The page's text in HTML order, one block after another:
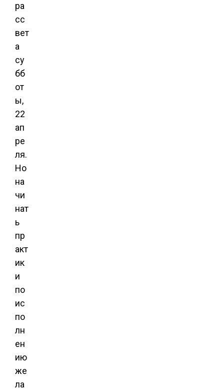
ра
сс
вет
а
су
бб
от
ы,
22
ап
ре
ля.
Но
на
чи
нат
ь
пр
акт
ик
и
по
ис
по
лн
ен
ию
же
ла